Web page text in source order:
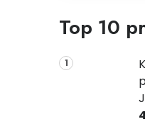
Top 10